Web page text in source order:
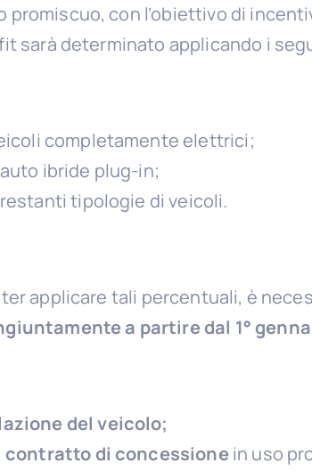
promiscuo, con l’obiettivo di
sarà determinato applicando i
completamente elettrici;
ibride plug-in;
tipologie di veicoli.
applicare tali percentuali, è
a partire dal 1°
del veicolo;
contratto di concessionein uso